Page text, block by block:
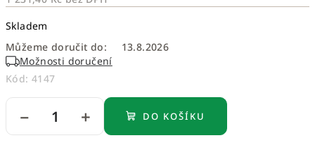
cena:
Skladem
Můžeme doručit do:
13.8.2026
Možnosti doručení
Kód: 4147
+
− DO KOŠÍKU